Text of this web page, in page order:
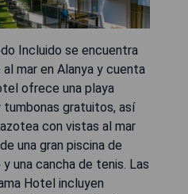
Incluido se encuentra
mar en Alanya y cuenta
ofrece una playa
tumbonas gratuitos, así
con vistas al mar
una gran piscina de
una cancha de tenis. Las
Hotel incluyen